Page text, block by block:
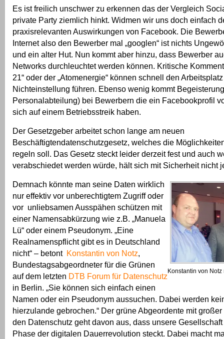
Es ist freilich unschwer zu erkennen das der Vergleich
private Party ziemlich hinkt. Widmen wir uns doch einfach
praxisrelevanten Auswirkungen von Facebook. Die
Internet also den Bewerber mal „googlen“ ist nichts
und ein alter Hut. Nun kommt aber hinzu, dass Bewerber
Networks durchleuchtet werden können. Kritische
21“ oder der „Atomenergie“ können schnell den
Nichteinstellung führen. Ebenso wenig kommt
Personalabteilung) bei Bewerbern die ein Facebookprofil
sich auf einem Betriebsstreik haben.
Der Gesetzgeber arbeitet schon lange am neuen
Beschäftigtendatenschutzgesetz, welches die
regeln soll. Das Gesetz steckt leider derzeit fest und auch
verabschiedet werden würde, hält sich mit Sicherheit nicht
Konstantin von
Demnach könnte man seine Daten wirklich
nur effektiv vor unberechtigtem Zugriff oder
vor unliebsamen Ausspähen schützen mit
einer Namensabkürzung wie z.B. „Manuela
Lü“ oder einem Pseudonym. „Eine
Realnamenspflicht gibt es in Deutschland
nicht“ – betont Konstantin von Notz,
Bundestagsabgeordneter für die Grünen
auf dem letzten DTB Forum für Datenschutz
in Berlin. „Sie können sich einfach einen
Namen oder ein Pseudonym aussuchen. Dabei werden
hierzulande gebrochen.“ Der grüne Abgeordente mit
den Datenschutz geht davon aus, dass unsere
Phase der digitalen Dauerrevolution steckt. Dabei macht